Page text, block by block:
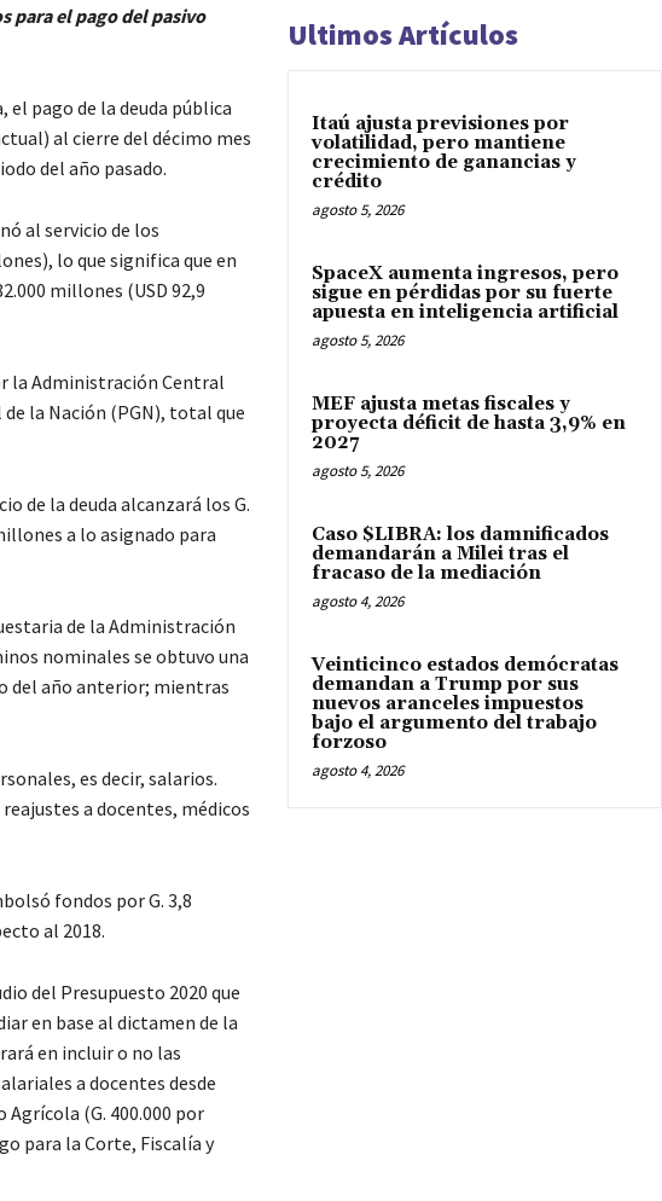
para el pago del pasivo
pago de la deuda pública
al cierre del décimo mes
del año pasado.
al servicio de los
lo que significa que en
millones (USD 92,9
la Administración Central
la Nación (PGN), total que
de la deuda alcanzará los G.
a lo asignado para
de la Administración
nominales se obtuvo una
del año anterior; mientras
es decir, salarios.
a docentes, médicos
fondos por G. 3,8
al 2018.
del Presupuesto 2020 que
en base al dictamen de la
en incluir o no las
a docentes desde
(G. 400.000 por
para la Corte, Fiscalía y
Ultimos Artículos
Itaú ajusta previsiones por
volatilidad, pero mantiene
crecimiento de ganancias y
crédito
agosto 5, 2026
SpaceX aumenta ingresos, pero
sigue en pérdidas por su fuerte
apuesta en inteligencia artificial
agosto 5, 2026
MEF ajusta metas fiscales y
proyecta déficit de hasta 3,9% en
2027
agosto 5, 2026
Caso $LIBRA: los damnificados
demandarán a Milei tras el
fracaso de la mediación
agosto 4, 2026
Veinticinco estados demócratas
demandan a Trump por sus
nuevos aranceles impuestos
bajo el argumento del trabajo
forzoso
agosto 4, 2026